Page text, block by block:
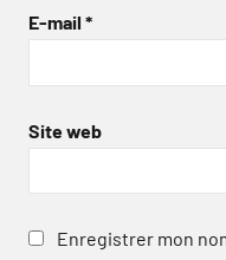
E-mail *
Site web
Enregistrer mon